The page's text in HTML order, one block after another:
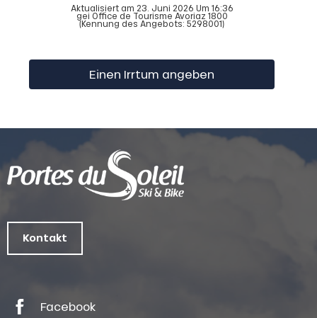
Aktualisiert am 23. Juni 2026 Um 16:36
gei Office de Tourisme Avoriaz 1800
(Kennung des Angebots: 5298001)
Einen Irrtum angeben
Kontakt
Facebook